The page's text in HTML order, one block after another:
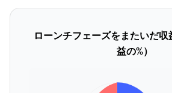
ローンチフェーズをまたいだ
益の%）